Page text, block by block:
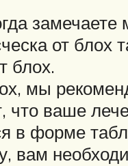
от блох
блох.
мы
что ваше
в форме
вам